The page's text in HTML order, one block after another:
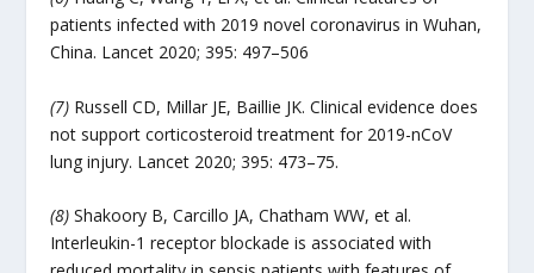
patients infected with 2019 novel coronavirus in Wuhan,
China. Lancet 2020; 395: 497–506
(7) Russell CD, Millar JE, Baillie JK. Clinical evidence does
not support corticosteroid treatment for 2019-nCoV
lung injury. Lancet 2020; 395: 473–75.
(8) Shakoory B, Carcillo JA, Chatham WW, et al.
Interleukin-1 receptor blockade is associated with